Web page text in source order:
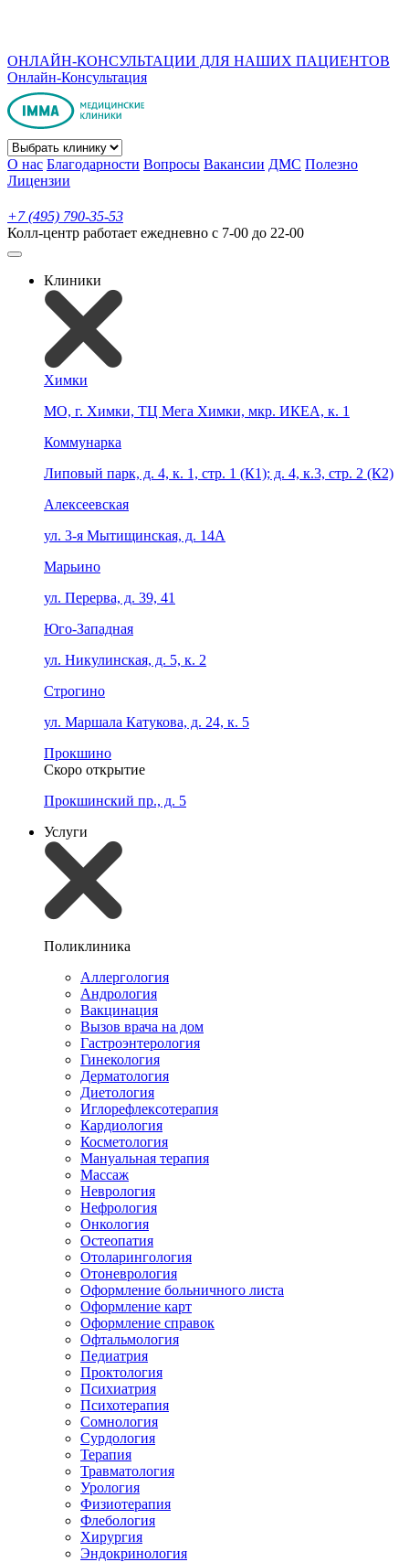
ОНЛАЙН-КОНСУЛЬТАЦИИ ДЛЯ НАШИХ ПАЦИЕНТОВ
Онлайн-Консультация
О нас Благодарности Вопросы Вакансии ДМС Полезно
Лицензии
+7 (495) 790-35-53
Колл-центр работает ежедневно с 7-00 до 22-00
Клиники
Химки
МО, г. Химки, ТЦ Мега Химки, мкр. ИКЕА, к. 1
Коммунарка
Липовый парк, д. 4, к. 1, стр. 1 (К1); д. 4, к.3, стр. 2 (К2)
Алексеевская
ул. 3-я Мытищинская, д. 14А
Марьино
ул. Перерва, д. 39, 41
Юго-Западная
ул. Никулинская, д. 5, к. 2
Строгино
ул. Маршала Катукова, д. 24, к. 5
Прокшино
Скоро открытие
Прокшинский пр., д. 5
Услуги
Поликлиника
Аллергология
Андрология
Вакцинация
Вызов врача на дом
Гастроэнтерология
Гинекология
Дерматология
Диетология
Иглорефлексотерапия
Кардиология
Косметология
Мануальная терапия
Массаж
Неврология
Нефрология
Онкология
Остеопатия
Отоларингология
Отоневрология
Оформление больничного листа
Оформление карт
Оформление справок
Офтальмология
Педиатрия
Проктология
Психиатрия
Психотерапия
Сомнология
Сурдология
Терапия
Травматология
Урология
Физиотерапия
Флебология
Хирургия
Эндокринология